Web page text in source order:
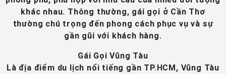
khác nhau. Thông thường, gái gọi ở Cần Thơ
thường chú trọng đến phong cách phục vụ và sự
gần gũi với khách hàng.
Gái Gọi Vũng Tàu
Là địa điểm du lịch nổi tiếng gần TP.HCM, Vũng Tàu